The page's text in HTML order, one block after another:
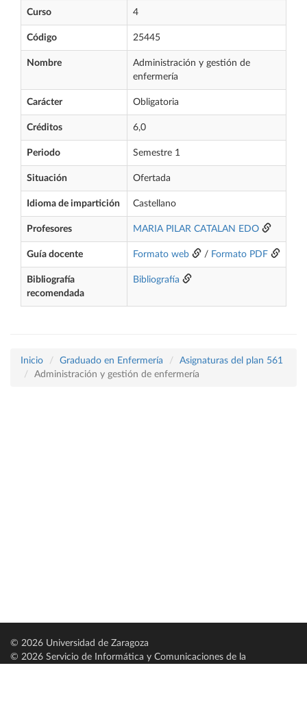
Curso 4
Código 25445
Nombre
Administración y gestión de
enfermería
Carácter Obligatoria
Créditos 6,0
Periodo Semestre 1
Situación Ofertada
Idioma de impartición Castellano
Profesores MARIA PILAR CATALAN EDO
Guía docente Formato web / Formato PDF
Bibliografía
recomendada
Bibliografía
Inicio Graduado en Enfermería
Asignaturas del plan 561
Administración y gestión de enfermería
© 2026 Universidad de Zaragoza
© 2026 Servicio de Informática y Comunicaciones de la